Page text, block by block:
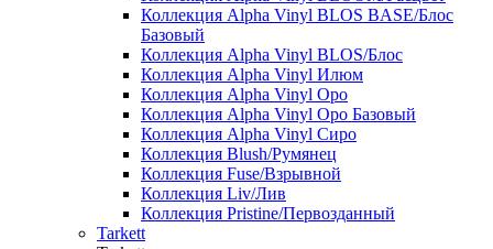
Коллекция Alpha Vinyl BLOS BASE/Блос
Базовый
Коллекция Alpha Vinyl BLOS/Блос
Коллекция Alpha Vinyl Илюм
Коллекция Alpha Vinyl Оро
Коллекция Alpha Vinyl Оро Базовый
Коллекция Alpha Vinyl Сиро
Коллекция Blush/Румянец
Коллекция Fuse/Взрывной
Коллекция Liv/Лив
Коллекция Pristine/Первозданный
Tarkett